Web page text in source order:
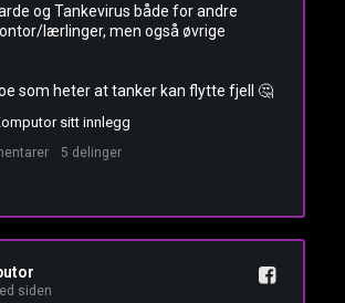
og Tankevirus både for andre
lærlinger, men også øvrige
som heter at tanker kan flytte fjell 🤔
5 delinger
siden